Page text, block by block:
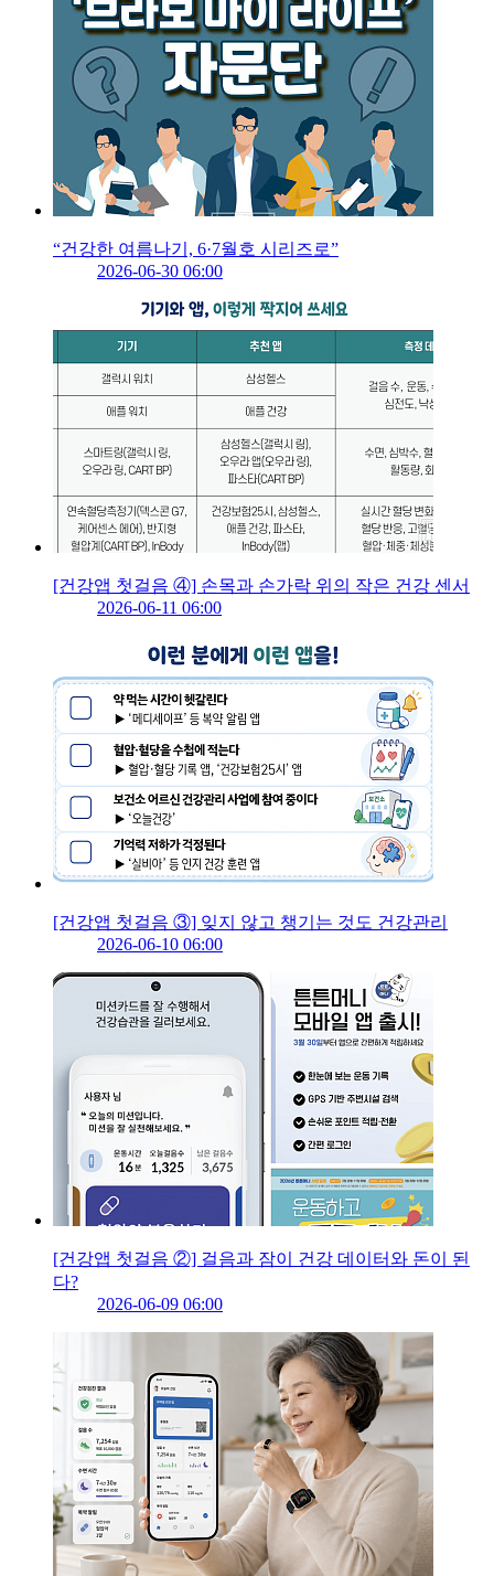
“건강한 여름나기, 6·7월호 시리즈로”
2026-06-30 06:00
[건강앱 첫걸음 ④] 손목과 손가락 위의 작은 건강 센서
2026-06-11 06:00
[건강앱 첫걸음 ③] 잊지 않고 챙기는 것도 건강관리
2026-06-10 06:00
[건강앱 첫걸음 ②] 걸음과 잠이 건강 데이터와 돈이 된
다?
2026-06-09 06:00